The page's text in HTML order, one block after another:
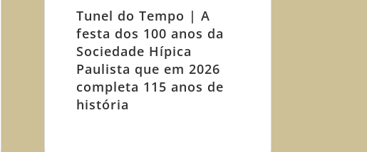
Tunel do Tempo | A
festa dos 100 anos da
Sociedade Hípica
Paulista que em 2026
completa 115 anos de
história